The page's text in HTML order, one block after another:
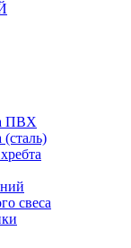
ПВХ
(сталь)
свеса